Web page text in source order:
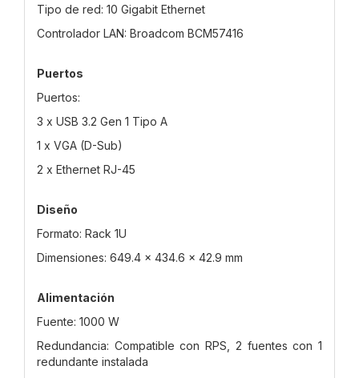
Tipo de red: 10 Gigabit Ethernet
Controlador LAN: Broadcom BCM57416
Puertos
Puertos:
3 x USB 3.2 Gen 1 Tipo A
1 x VGA (D-Sub)
2 x Ethernet RJ-45
Diseño
Formato: Rack 1U
Dimensiones: 649.4 x 434.6 x 42.9 mm
Alimentación
Fuente: 1000 W
Redundancia: Compatible con RPS, 2 fuentes con 1
redundante instalada